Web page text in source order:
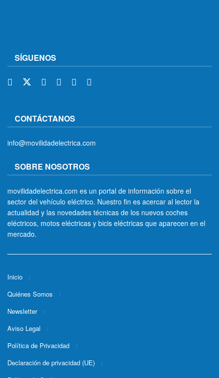
SÍGUENOS
CONTÁCTANOS
info@movilidadelectrica.com
SOBRE NOSOTROS
movilidadelectrica.com es un portal de información sobre el
sector del vehículo eléctrico. Nuestro fin es acercar al lector la
actualidad y las novedades técnicas de los nuevos coches
eléctricos, motos eléctricas y bicis eléctricas que aparecen en el
mercado.
Inicio
Quiénes Somos
Newsletter
Aviso Legal
Política de Privacidad
Declaración de privacidad (UE)